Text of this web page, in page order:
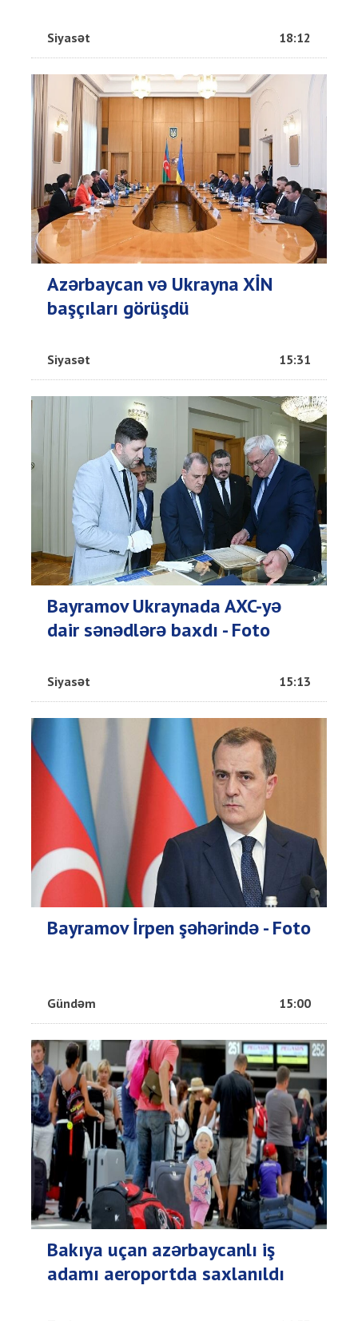
Siyasət 18:12
Azərbaycan və Ukrayna XİN
başçıları görüşdü
Siyasət 15:31
Bayramov Ukraynada AXC-yə
dair sənədlərə baxdı - Foto
Siyasət 15:13
Bayramov İrpen şəhərində - Foto
Gündəm 15:00
Bakıya uçan azərbaycanlı iş
adamı aeroportda saxlanıldı